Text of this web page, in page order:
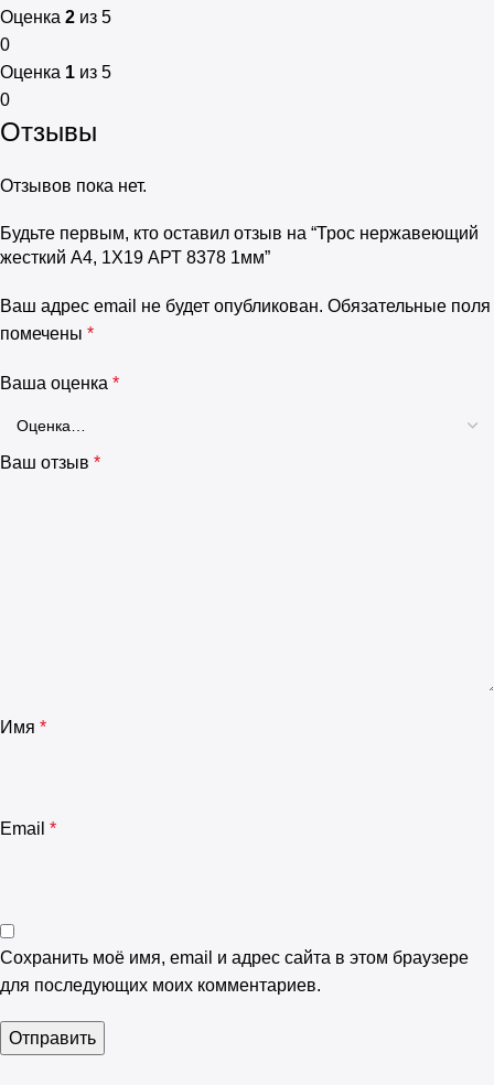
Оценка 2 из 5
0
Оценка 1 из 5
0
Отзывы
Отзывов пока нет.
Будьте первым, кто оставил отзыв на “Трос нержавеющий
жесткий А4, 1Х19 АРТ 8378 1мм”
Ваш адрес email не будет опубликован. Обязательные поля
помечены *
Ваша оценка *
Ваш отзыв *
Имя *
Email *
Сохранить моё имя, email и адрес сайта в этом браузере
для последующих моих комментариев.